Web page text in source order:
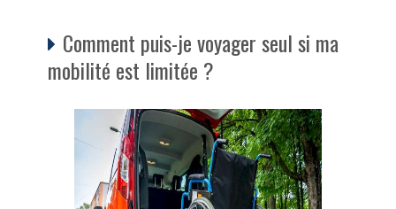
Comment puis-je voyager seul si ma
mobilité est limitée ?